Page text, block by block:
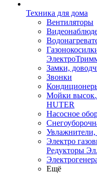
Техника для дома
Вентиляторы
Замки,
Звонки
Мойки
HUTER
Насосное
Увлажнители,
Электро
Редукторы
Ещё